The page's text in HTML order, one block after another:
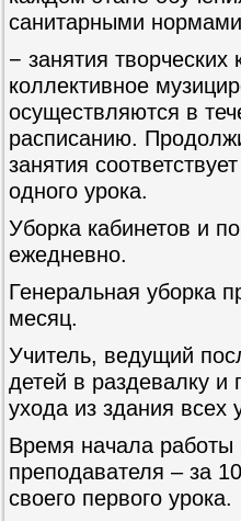
санитарными
− занятия творческих
коллективное
осуществляются в
расписанию.
занятия
одного урока.
Уборка кабинетов и
ежедневно.
Генеральная уборка
месяц.
Учитель, ведущий
детей в раздевалку и
ухода из здания всех
Время начала работы
преподавателя – за
своего первого урока.